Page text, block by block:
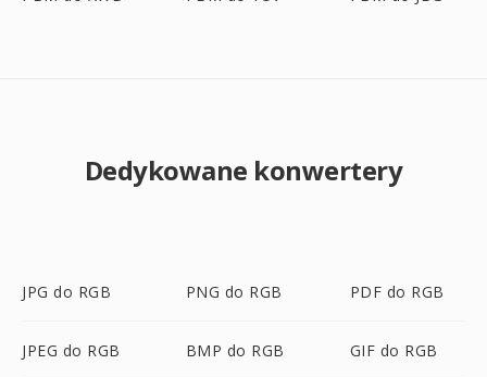
Dedykowane konwertery
JPG do RGB PNG do RGB PDF do RGB
JPEG do RGB BMP do RGB GIF do RGB